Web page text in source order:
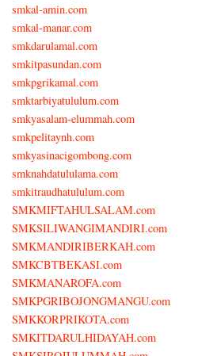
smkal-amin.com
smkal-manar.com
smkdarulamal.com
smkitpasundan.com
smkpgrikamal.com
smktarbiyatululum.com
smkyasalam-elummah.com
smkpelitaynh.com
smkyasinacigombong.com
smknahdatululama.com
smkitraudhatululum.com
SMKMIFTAHULSALAM.com
SMKSILIWANGIMANDIRI.com
SMKMANDIRIBERKAH.com
SMKCBTBEKASI.com
SMKMANAROFA.com
SMKPGRIBOJONGMANGU.com
SMKKORPRIKOTA.com
SMKITDARULHIDAYAH.com